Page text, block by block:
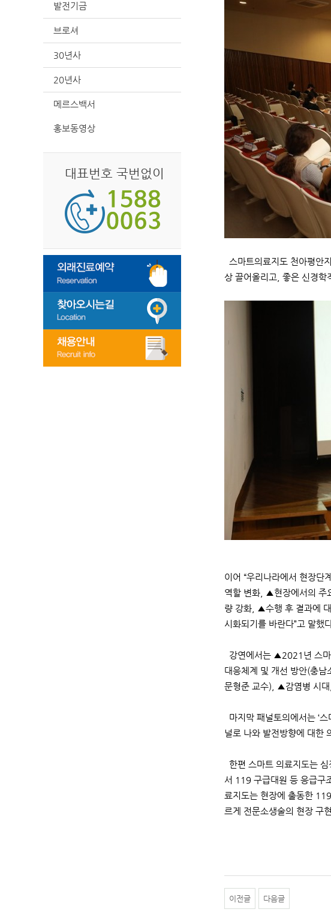
발전기금
브로셔
30년사
20년사
메르스백서
홍보동영상
대표번호 국번없이
스마트의료지도 천아평안
상 끌어올리고, 좋은 신경학
이어 “우리나라에서 현장단
역할 변화, ▲현장에서의 주
량 강화, ▲수행 후 결과에
시화되기를 바란다”고 말했
강연에서는 ▲2021년 스
대응체계 및 개선 방안(충
문형준 교수), ▲감염병 시대
마지막 패널토의에서는 ‘
널로 나와 발전방향에 대한
한편 스마트 의료지도는
서 119 구급대원 등 응급구
료지도는 현장에 출동한
르게 전문소생술의 현장 구
이전글 다음글